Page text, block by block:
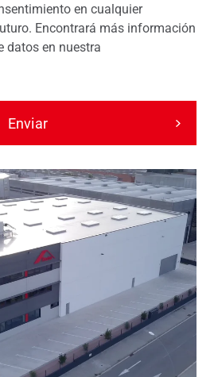
en cualquier
Encontrará más información
datos en nuestra
Enviar